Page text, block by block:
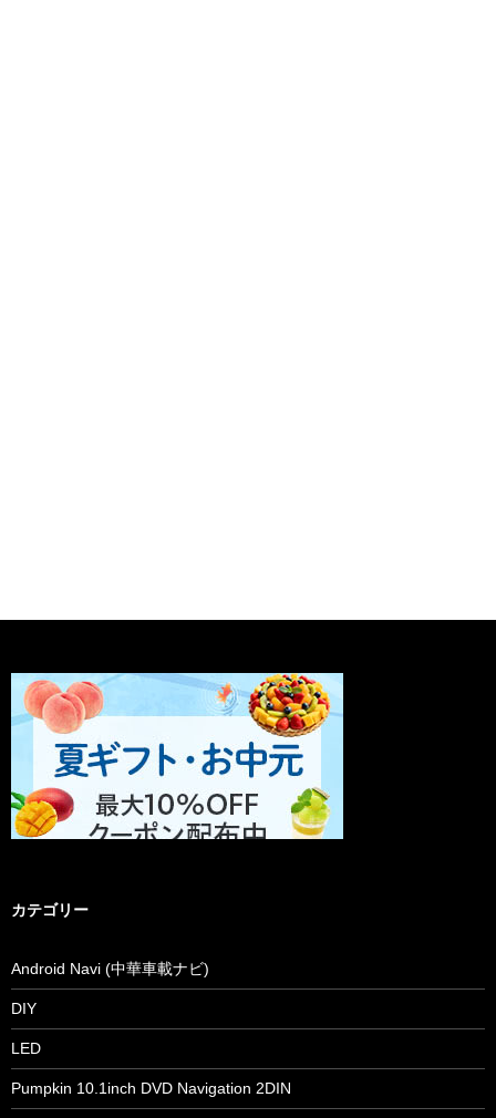
カテゴリー
Android Navi (中華車載ナビ)
DIY
LED
Pumpkin 10.1inch DVD Navigation 2DIN